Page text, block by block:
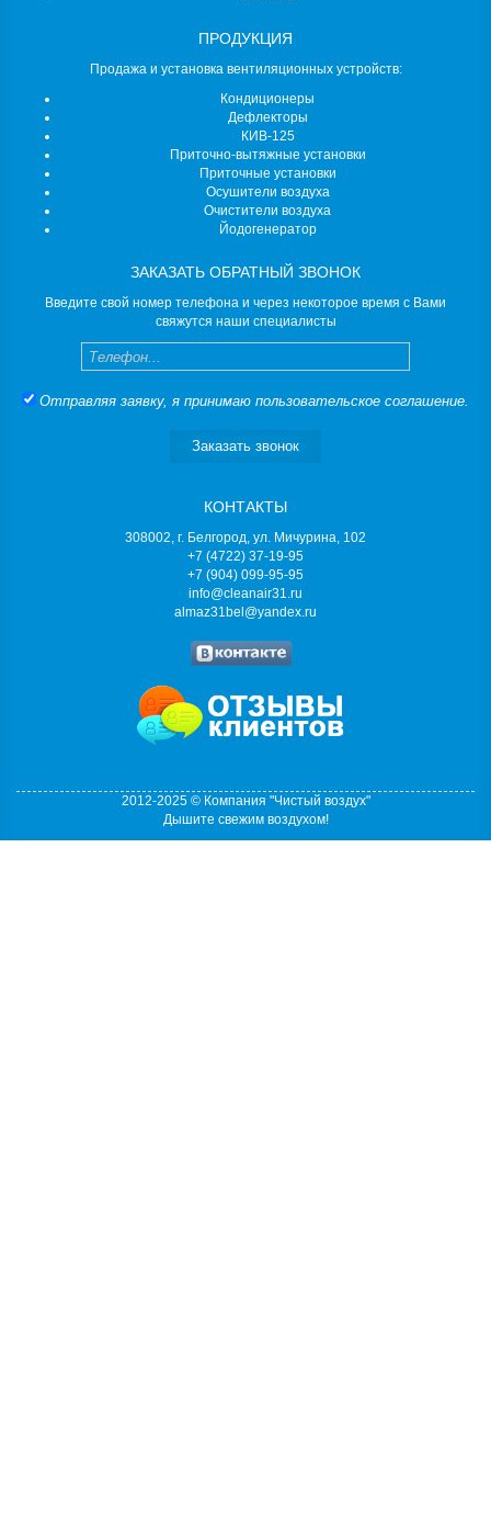
ПРОДУКЦИЯ
Продажа и установка вентиляционных устройств:
Кондиционеры
Дефлекторы
КИВ-125
Приточно-вытяжные установки
Приточные установки
Осушители воздуха
Очистители воздуха
Йодогенератор
ЗАКАЗАТЬ ОБРАТНЫЙ ЗВОНОК
Введите свой номер телефона и через некоторое время с Вами
свяжутся наши специалисты
Телефон
Отправляя заявку, я принимаю пользовательское соглашение.
Заказать звонок
КОНТАКТЫ
308002, г. Белгород, ул. Мичурина, 102
+7 (4722) 37-19-95
+7 (904) 099-95-95
info@cleanair31.ru
almaz31bel@yandex.ru
2012-2025 © Компания "Чистый воздух"
Дышите свежим воздухом!